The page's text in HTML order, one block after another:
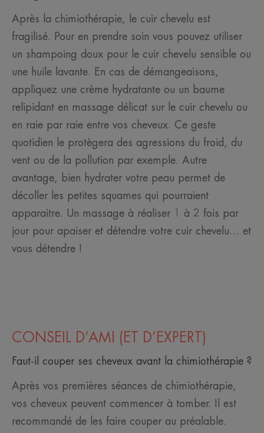
Après la chimiothérapie, le cuir chevelu est
fragilisé. Pour en prendre soin vous pouvez utiliser
un shampoing doux pour le cuir chevelu sensible ou
une huile lavante. En cas de démangeaisons,
appliquez une crème hydratante ou un baume
relipidant en massage délicat sur le cuir chevelu ou
en raie par raie entre vos cheveux. Ce geste
quotidien le protègera des agressions du froid, du
vent ou de la pollution par exemple. Autre
avantage, bien hydrater votre peau permet de
décoller les petites squames qui pourraient
apparaitre. Un massage à réaliser 1 à 2 fois par
jour pour apaiser et détendre votre cuir chevelu… et
vous détendre !
CONSEIL D’AMI (ET D’EXPERT)
Faut-il couper ses cheveux avant la chimiothérapie ?
Après vos premières séances de chimiothérapie,
vos cheveux peuvent commencer à tomber. Il est
recommandé de les faire couper au préalable.